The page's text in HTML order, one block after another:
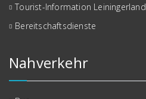
Tourist-Information Leiningerland
Bereitschaftsdienste
Nahverkehr